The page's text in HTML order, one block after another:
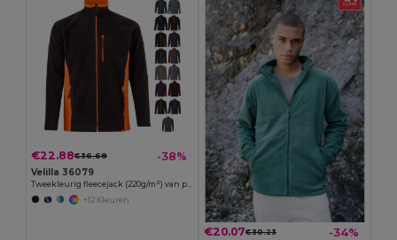
€22.88€36.68 -38%
Velilla 36079
Tweekleurig fleecejack (220g/m²) van polyester (100%)
+12 Kleuren
€20.07€30.23 -34%